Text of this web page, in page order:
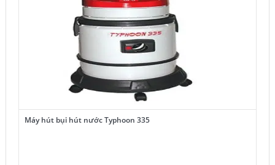
Máy hút bụi hút nước Typhoon 335